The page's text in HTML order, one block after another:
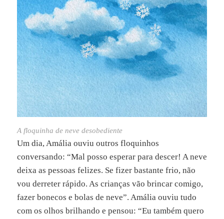
A floquinha de neve desobediente
Um dia, Amália ouviu outros floquinhos
conversando: “Mal posso esperar para descer! A neve
deixa as pessoas felizes. Se fizer bastante frio, não
vou derreter rápido. As crianças vão brincar comigo,
fazer bonecos e bolas de neve”. Amália ouviu tudo
com os olhos brilhando e pensou: “Eu também quero